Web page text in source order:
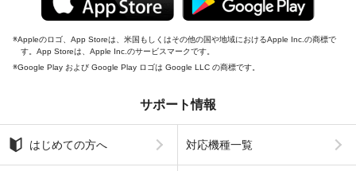
Appleのロゴ、App Storeは、米国もしくはその他の国や地域におけるApple Inc.の商標で
す。App Storeは、Apple Inc.のサービスマークです。
Google Play および Google Play ロゴは Google LLC の商標です。
サポート情報
はじめての方へ 対応機種一覧